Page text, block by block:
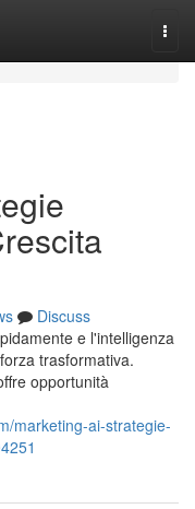
Discuss
e l'intelligenza
trasformativa.
opportunità
marketing-ai-strategie-